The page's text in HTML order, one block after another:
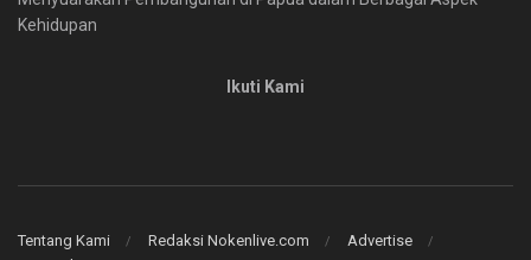
Kehidupan
Ikuti Kami
Tentang Kami Redaksi Nokenlive.com
Advertise